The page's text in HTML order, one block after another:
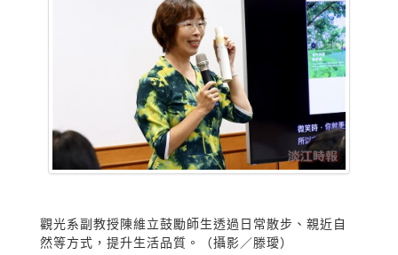
觀光系副教授陳維立鼓勵師生透過日常散步、親近自
然等方式，提升生活品質。（攝影／滕璦）